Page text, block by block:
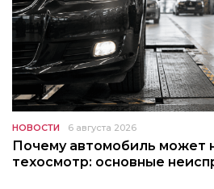
НОВОСТИ 6 августа 2026
Почему автомобиль может
техосмотр: основные